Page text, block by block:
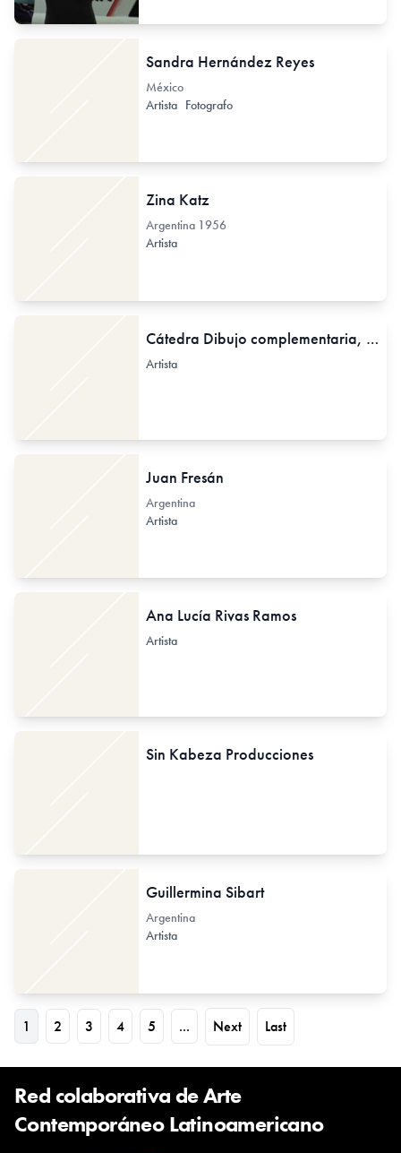
Sandra Hernández Reyes
México
Artista Fotografo
Zina Katz
Argentina 1956
Artista
Cátedra Dibujo complementaria, 2, 3, y 4
Artista
Juan Fresán
Argentina
Artista
Ana Lucía Rivas Ramos
Artista
Sin Kabeza Producciones
Guillermina Sibart
Argentina
Artista
1 2 3 4 5 ... Next Last
Red colaborativa de Arte
Contemporáneo Latinoamericano